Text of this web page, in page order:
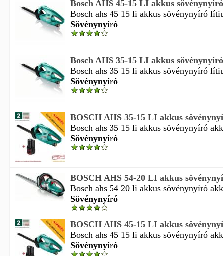
Bosch AHS 45-15 LI akkus sövénynyíró
Bosch ahs 45 15 li akkus sövénynyíró
Sövénynyíró
Bosch AHS 35-15 LI akkus sövénynyíró
Bosch ahs 35 15 li akkus sövénynyíró
Sövénynyíró
BOSCH AHS 35-15 LI akkus
Bosch ahs 35 15 li akkus sövénynyíró
Sövénynyíró
BOSCH AHS 54-20 LI akkus
Bosch ahs 54 20 li akkus sövénynyíró
Sövénynyíró
BOSCH AHS 45-15 LI akkus
Bosch ahs 45 15 li akkus sövénynyíró
Sövénynyíró